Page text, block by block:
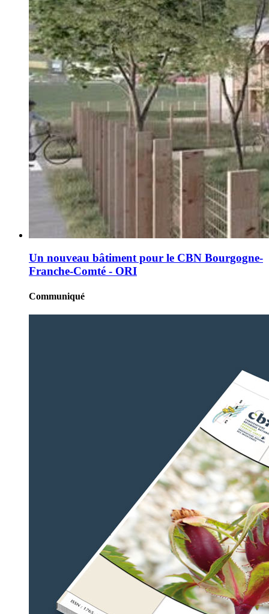
Un nouveau bâtiment pour le CBN Bourgogne-
Franche-Comté - ORI
Communiqué